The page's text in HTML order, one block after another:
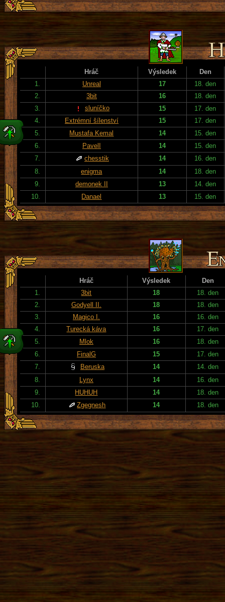
Hráč Výsledek
Den
1.
Unreal 17
18. den
2.
3bit 16
18. den
3.
sluníčko 15
17. den
4.
Extrémní šílenství 15
17. den
5.
Mustafa Kemal 14
15. den
6.
PavelI 14
15. den
7.
chesstik 14
16. den
8.
enigma 14
18. den
9.
demonek II 13
14. den
10.
Danael 13 15. den
Hráč Výsledek
Den
1.
3bit 18
18. den
2.
Godyell II. 18
18. den
3.
Magico I. 16
16. den
4.
Turecká káva 16
17. den
5.
Mlok 16
18. den
6.
FinalG 15
17. den
7.
Beruska 14
14. den
8.
Lynx 14
16. den
9.
HUHUH 14
18. den
10.
Zgegnesh 14 18. den